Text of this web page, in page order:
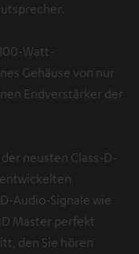
Watt-
Gehäuse von nur
Endverstärker der
neusten Class-D-
Audio-Signale wie
Master perfekt
den Sie hören